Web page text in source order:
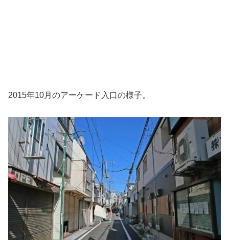
2015年10月のアーケード入口の様子。